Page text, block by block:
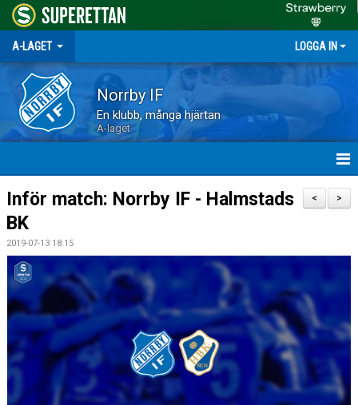
A-LAGET LOGGA IN
Norrby IF
En klubb, många hjärtan
A-laget
HEM
NYHETER
MATCHER
TRUPPEN
KALENDER
DOKUMENT
BILDARKIV
>
<
Inför match: Norrby IF - Halmstads
BK
2019-07-13 18:15